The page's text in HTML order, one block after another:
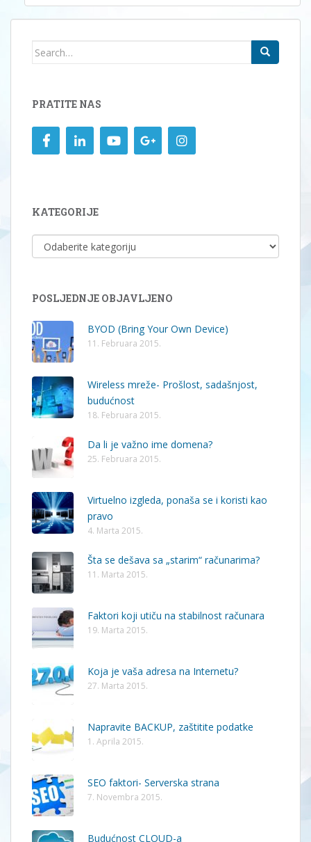
Search
PRATITE NAS
KATEGORIJE
KATEGORIJE
POSLJEDNJE OBJAVLJENO
BYOD (Bring Your Own Device)
11. Februara 2015.
Wireless mreže- Prošlost, sadašnjost,
budućnost
18. Februara 2015.
Da li je važno ime domena?
25. Februara 2015.
Virtuelno izgleda, ponaša se i koristi kao
pravo
4. Marta 2015.
Šta se dešava sa „starim“ računarima?
11. Marta 2015.
Faktori koji utiču na stabilnost računara
19. Marta 2015.
Koja je vaša adresa na Internetu?
27. Marta 2015.
Napravite BACKUP, zaštitite podatke
1. Aprila 2015.
SEO faktori- Serverska strana
7. Novembra 2015.
Budućnost CLOUD-a